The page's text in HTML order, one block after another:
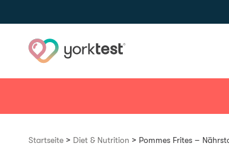
Startseite > Diet & Nutrition > Pommes Frites –